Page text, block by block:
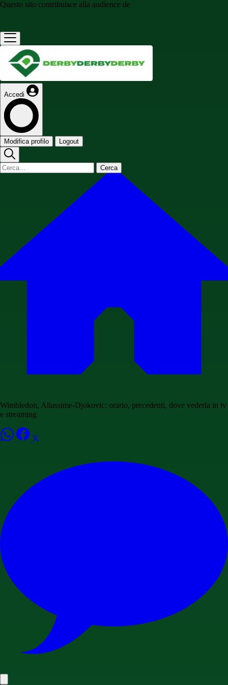
Questo sito contribuisce alla audience de
Accedi
Modifica profilo Logout
Cerca
Wimbledon, Aliassime-Djokovic: orario, precedenti, dove vederla in tv
e streaming